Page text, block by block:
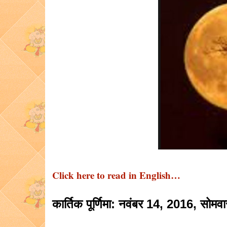
Click here to read in English…
कार्तिक पूर्णिमा: नवंबर 14, 2016,